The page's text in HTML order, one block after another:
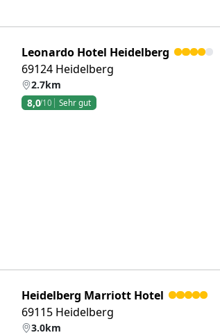
Leonardo Hotel Heidelberg
69124 Heidelberg
2.7km
8,0/10 Sehr gut
Heidelberg Marriott Hotel
69115 Heidelberg
3.0km